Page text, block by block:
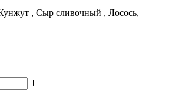
, Сыр сливочный , Лосось,